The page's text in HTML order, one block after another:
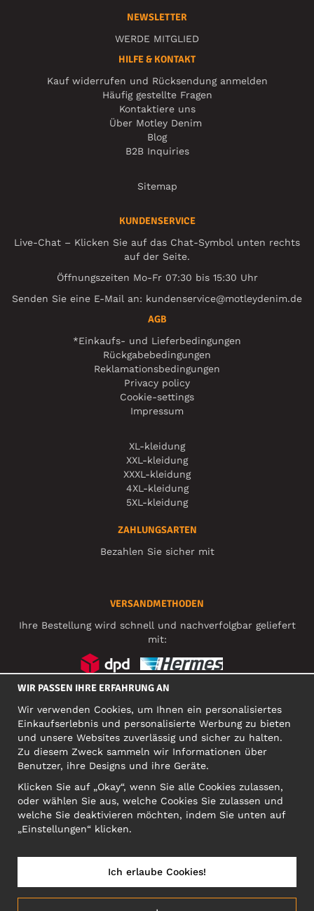
NEWSLETTER
WERDE MITGLIED
HILFE & KONTAKT
Kauf widerrufen und Rücksendung anmelden
Häufig gestellte Fragen
Kontaktiere uns
Über Motley Denim
Blog
B2B Inquiries
Sitemap
KUNDENSERVICE
Live-Chat – Klicken Sie auf das Chat-Symbol unten rechts
auf der Seite.
Öffnungszeiten Mo-Fr 07:30 bis 15:30 Uhr
Senden Sie eine E-Mail an: kundenservice@motleydenim.de
AGB
*Einkaufs- und Lieferbedingungen
Rückgabebedingungen
Reklamationsbedingungen
Privacy policy
Cookie-settings
Impressum
XL-kleidung
XXL-kleidung
XXXL-kleidung
4XL-kleidung
5XL-kleidung
ZAHLUNGSARTEN
Bezahlen Sie sicher mit
VERSANDMETHODEN
Ihre Bestellung wird schnell und nachverfolgbar geliefert
mit:
FIRMA
Narva mnt 5, EE-10117 Tallinn
Org: 12356245, VAT: EE101578318
ACHTUNG! Produktrücksendungen nicht an diese Adresse
WIR PASSEN IHRE ERFAHRUNG AN
Wir verwenden Cookies, um Ihnen ein personalisiertes
Einkaufserlebnis und personalisierte Werbung zu bieten
und unsere Websites zuverlässig und sicher zu halten.
Zu diesem Zweck sammeln wir Informationen über
Benutzer, ihre Designs und ihre Geräte.
Klicken Sie auf „Okay“, wenn Sie alle Cookies zulassen,
oder wählen Sie aus, welche Cookies Sie zulassen und
welche Sie deaktivieren möchten, indem Sie unten auf
„Einstellungen“ klicken.
Ich erlaube Cookies!